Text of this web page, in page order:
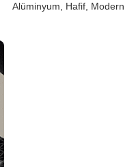
Alüminyum, Hafif, Modern